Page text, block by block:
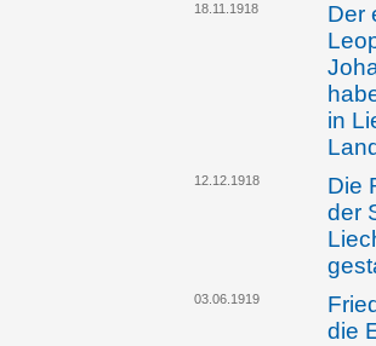
18.11.1918
Der
in
12.12.1918
Die
der
03.06.1919
die